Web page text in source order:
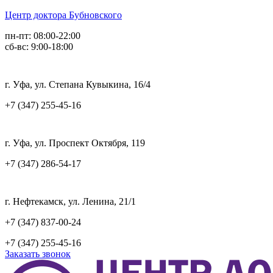
Центр доктора Бубновского
пн-пт: 08:00-22:00
сб-вс: 9:00-18:00
г. Уфа, ул. Степана Кувыкина, 16/4
+7 (347) 255-45-16
г. Уфа, ул. Проспект Октября, 119
+7 (347) 286-54-17
г. Нефтекамск, ул. Ленина, 21/1
+7 (347) 837-00-24
+7 (347) 255-45-16
Заказать звонок